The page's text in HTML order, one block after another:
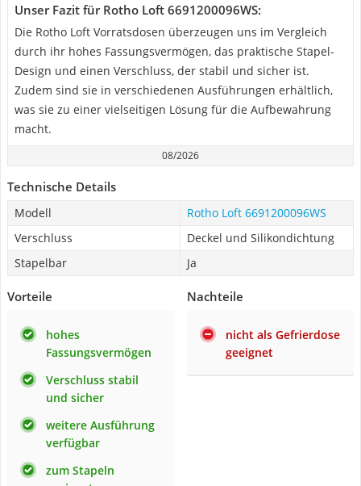
Unser Fazit für Rotho Loft 6691200096WS:
Die Rotho Loft Vorratsdosen überzeugen uns im Vergleich
durch ihr hohes Fassungsvermögen, das praktische Stapel-
Design und einen Verschluss, der stabil und sicher ist.
Zudem sind sie in verschiedenen Ausführungen erhältlich,
was sie zu einer vielseitigen Lösung für die Aufbewahrung
macht.
08/2026
Technische Details
Modell
Rotho Loft 6691200096WS
Verschluss
Deckel und Silikondichtung
Stapelbar
Ja
Vorteile
hohes
Fassungsvermögen
Verschluss stabil
und sicher
weitere Ausführung
verfügbar
zum Stapeln
Nachteile
nicht als Gefrierdose
geeignet